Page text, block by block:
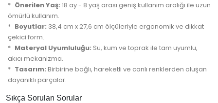
Önerilen Yaş: 18 ay - 8 yaş arası geniş kullanım aralığı ile uzun
ömürlü kullanım.
Boyutlar: 38,4 cm x 27,6 cm ölçüleriyle ergonomik ve dikkat
çekici form.
Materyal Uyumluluğu: Su, kum ve toprak ile tam uyumlu,
akıcı mekanizma.
Tasarım: Birbirine bağlı, hareketli ve canlı renklerden oluşan
dayanıklı parçalar.
Sıkça Sorulan Sorular